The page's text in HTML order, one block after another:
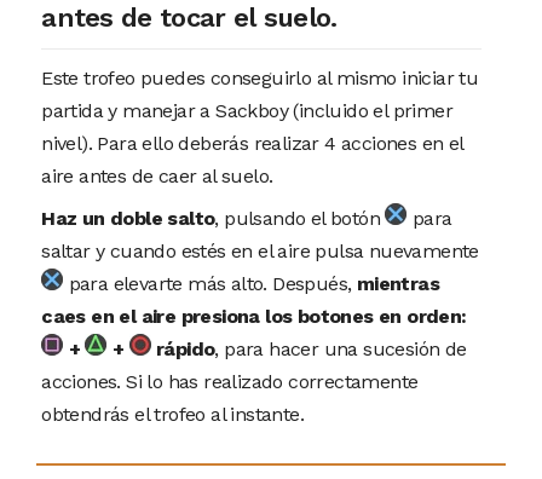
antes de tocar el suelo.
Este trofeo puedes conseguirlo al mismo iniciar tu
partida y manejar a Sackboy (incluido el primer
nivel). Para ello deberás realizar 4 acciones en el
aire antes de caer al suelo.
Haz un doble salto, pulsando el botón
para
saltar y cuando estés en el aire pulsa nuevamente
para elevarte más alto. Después, mientras
caes en el aire presiona los botones en orden:
+
+ rápido, para hacer una sucesión de
acciones. Si lo has realizado correctamente
obtendrás el trofeo al instante.